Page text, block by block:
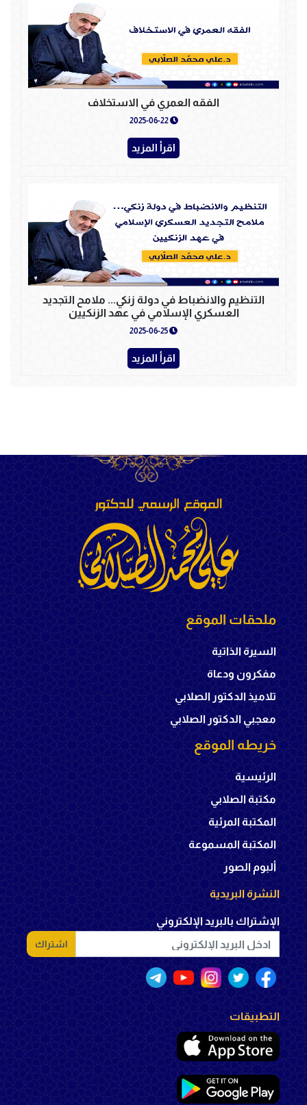
الفقه العمري في الاستخلاف
2025-06-22
اقرأ المزيد
التنظيم والانضباط في دولة زنكي... ملامح التجديد
العسكري الإسلامي في عهد الزنكيين
اقرأ المزيد
ملحقات الموقع
السيرة الذاتية
مفكرون ودعاة
تلاميذ الدكتور الصلابي
معجبي الدكتور الصلابي
خريطه الموقع
الرئيسية
مكتبة الصلابي
المكتبة المرئية
المكتبة المسموعة
ألبوم الصور
النشرة البريدية
الإشتراك بالبريد الإلكتروني
اشتراك
التطبيقات